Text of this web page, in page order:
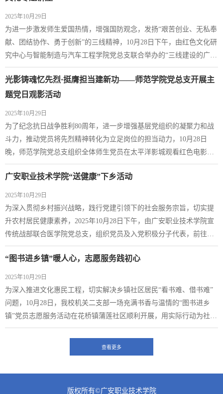
2025年10月29日
为进一步激发师生爱国热情，增强国防观念，发扬“艰苦创业、无私奉
献、团结协作、勇于创新”的三线精神，10月28日下午，由红色文化研
究中心与智能制造与汽车工程学院党总支联合举办的“三线建设的广安
经验与价值”专题讲座在杏坛隆重举行。讲座由学校客座教授侯立新主
讲，红色文化研究中心、二级学院教师代表及智能制造与汽车工程学
院630余名大一新生到场聆听，讲座由红色文化研究中心副主任唐清华
光影铸魂忆先烈·挺膺担当建新功——师范学院党总支开展主
题党日观影活动
2025年10月29日
为了纪念抗日战争胜利80周年，进一步增强基层党组织的凝聚力和战
斗力，推动党员将先烈精神转化为立足岗位的担当动力，10月28日
晚，师范学院党总支组织全体师生党员在太平洋影城观看红色电影
《志愿军：浴血和平》。影片以抗美援朝战争为背景，生动再现了志
愿军将士为保家卫国、维护和平所展现出的钢铁意志和英勇无畏的牺
牲精神，深刻诠释了“祖国和人民利益高于一切”的崇高信念以及“和平
不是谈出来的，是打出来的”的沉重内涵...
广安职业技术学院“送健康”下乡活动
2025年10月29日
为深入贯彻乡村振兴战略，践行党建引领下的社会服务宗旨，切实提
升农村居民健康素养，2025年10月28日下午，由广安职业技术学院宣
传统战部联合医学院党总支，组织党员及入党积极分子代表，前往武
胜县万隆镇马道村，成功举办了以“健康下乡暖民心，医路同行促振
兴”为主题的“送健康”下乡活动。服务团队在马道村设立了集中的健康
服务点。通过发放宣传资料、现场讲解等方式，医学院党员教师向村
民普及了常见疾病预防、健康生活方...
“图书进乡镇”暖人心，志愿服务践初心
2025年10月29日
为深入推进文化惠民工程，切实解决乡镇社区居民“看书难、借书难”
问题，10月28日，我校机关二支部一场充满书香与温情的“图书进乡
镇”党员志愿服务活动在花桥镇蒲莲社区顺利开展，用实际行动为社区
居民搭建起文化桥梁，助力学习型乡镇社区建设。活动现场，大家分
书记伍泽孝提前协调社区场地，为流动图书角的搭建做好准备工作，
查看更多
版权所有©广安职业技术学院